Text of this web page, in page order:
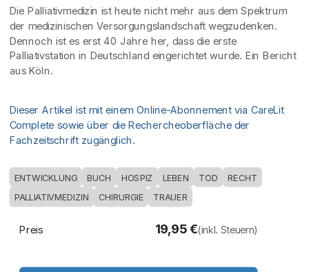
Die Palliativmedizin ist heute nicht mehr aus dem Spektrum
der medizinischen Versorgungslandschaft wegzudenken.
Dennoch ist es erst 40 Jahre her, dass die erste
Palliativstation in Deutschland eingerichtet wurde. Ein Bericht
aus Köln.
Dieser Artikel ist mit einem Online-Abonnement via CareLit
Complete sowie über die Rechercheoberfläche der
Fachzeitschrift zugänglich.
ENTWICKLUNG BUCH HOSPIZ LEBEN TOD
RECHT
PALLIATIVMEDIZIN
CHIRURGIE TRAUER
Preis 19,95€(inkl. Steuern)